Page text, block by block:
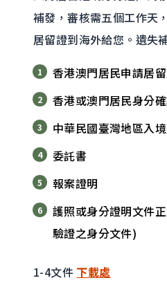
補發，審核需五個工作天
居留證到海外給您。遺失
香港澳門居民申請居
香港或澳門居民身分
中華民國臺灣地區入
委託書
報案證明
護照或身分證明文件
驗證之身分文件)
1-4文件 下載處